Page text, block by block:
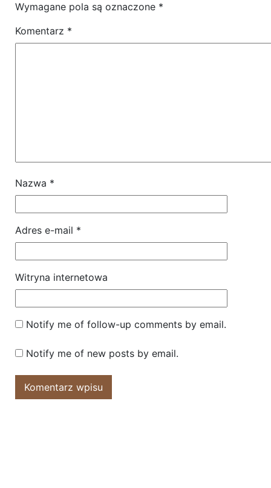
Wymagane pola są oznaczone *
Komentarz *
Nazwa *
Adres e-mail *
Witryna internetowa
Notify me of follow-up comments by email.
Notify me of new posts by email.